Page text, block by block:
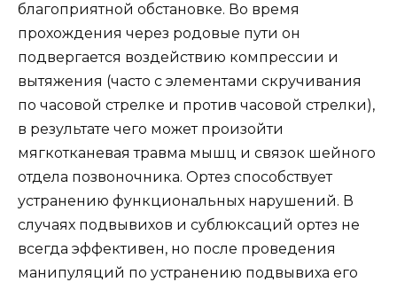
благоприятной обстановке. Во время
прохождения через родовые пути он
подвергается воздействию компрессии и
вытяжения (часто с элементами скручивания
по часовой стрелке и против часовой стрелки),
в результате чего может произойти
мягкотканевая травма мышц и связок шейного
отдела позвоночника. Ортез способствует
устранению функциональных нарушений. В
случаях подвывихов и сублюксаций ортез не
всегда эффективен, но после проведения
манипуляций по устранению подвывиха его